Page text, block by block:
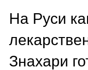
На Руси
Знахари